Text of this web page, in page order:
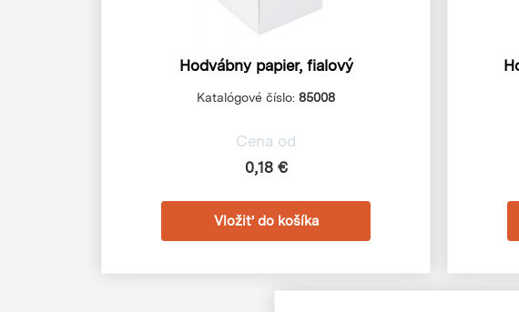
Hodvábny papier, fialový
Katalógové číslo: 85008
Cena od
0,18 €